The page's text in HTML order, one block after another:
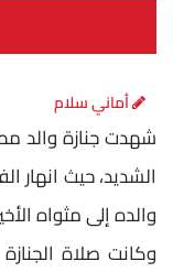
أماني سلام
شهدت جنازة والد
الشديد، حيث انهار
والده إلى مثواه
وكانت صلاة